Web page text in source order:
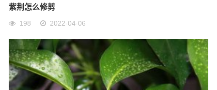
紫荆怎么修剪
198 2022-04-06